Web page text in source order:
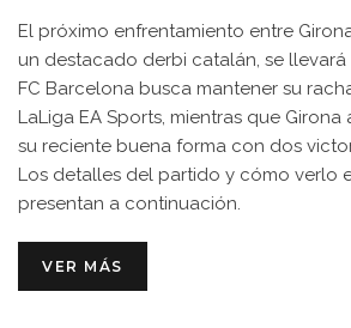
El próximo enfrentamiento entre
un destacado derbi catalán, se
FC Barcelona busca mantener su
LaLiga EA Sports, mientras que
su reciente buena forma con dos
Los detalles del partido y cómo verlo
presentan a continuación.
VER MÁS